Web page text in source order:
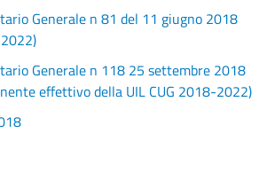
Generale n 81 del 11 giugno 2018
Generale n 118 25 settembre 2018
effettivo della UIL CUG 2018-2022)